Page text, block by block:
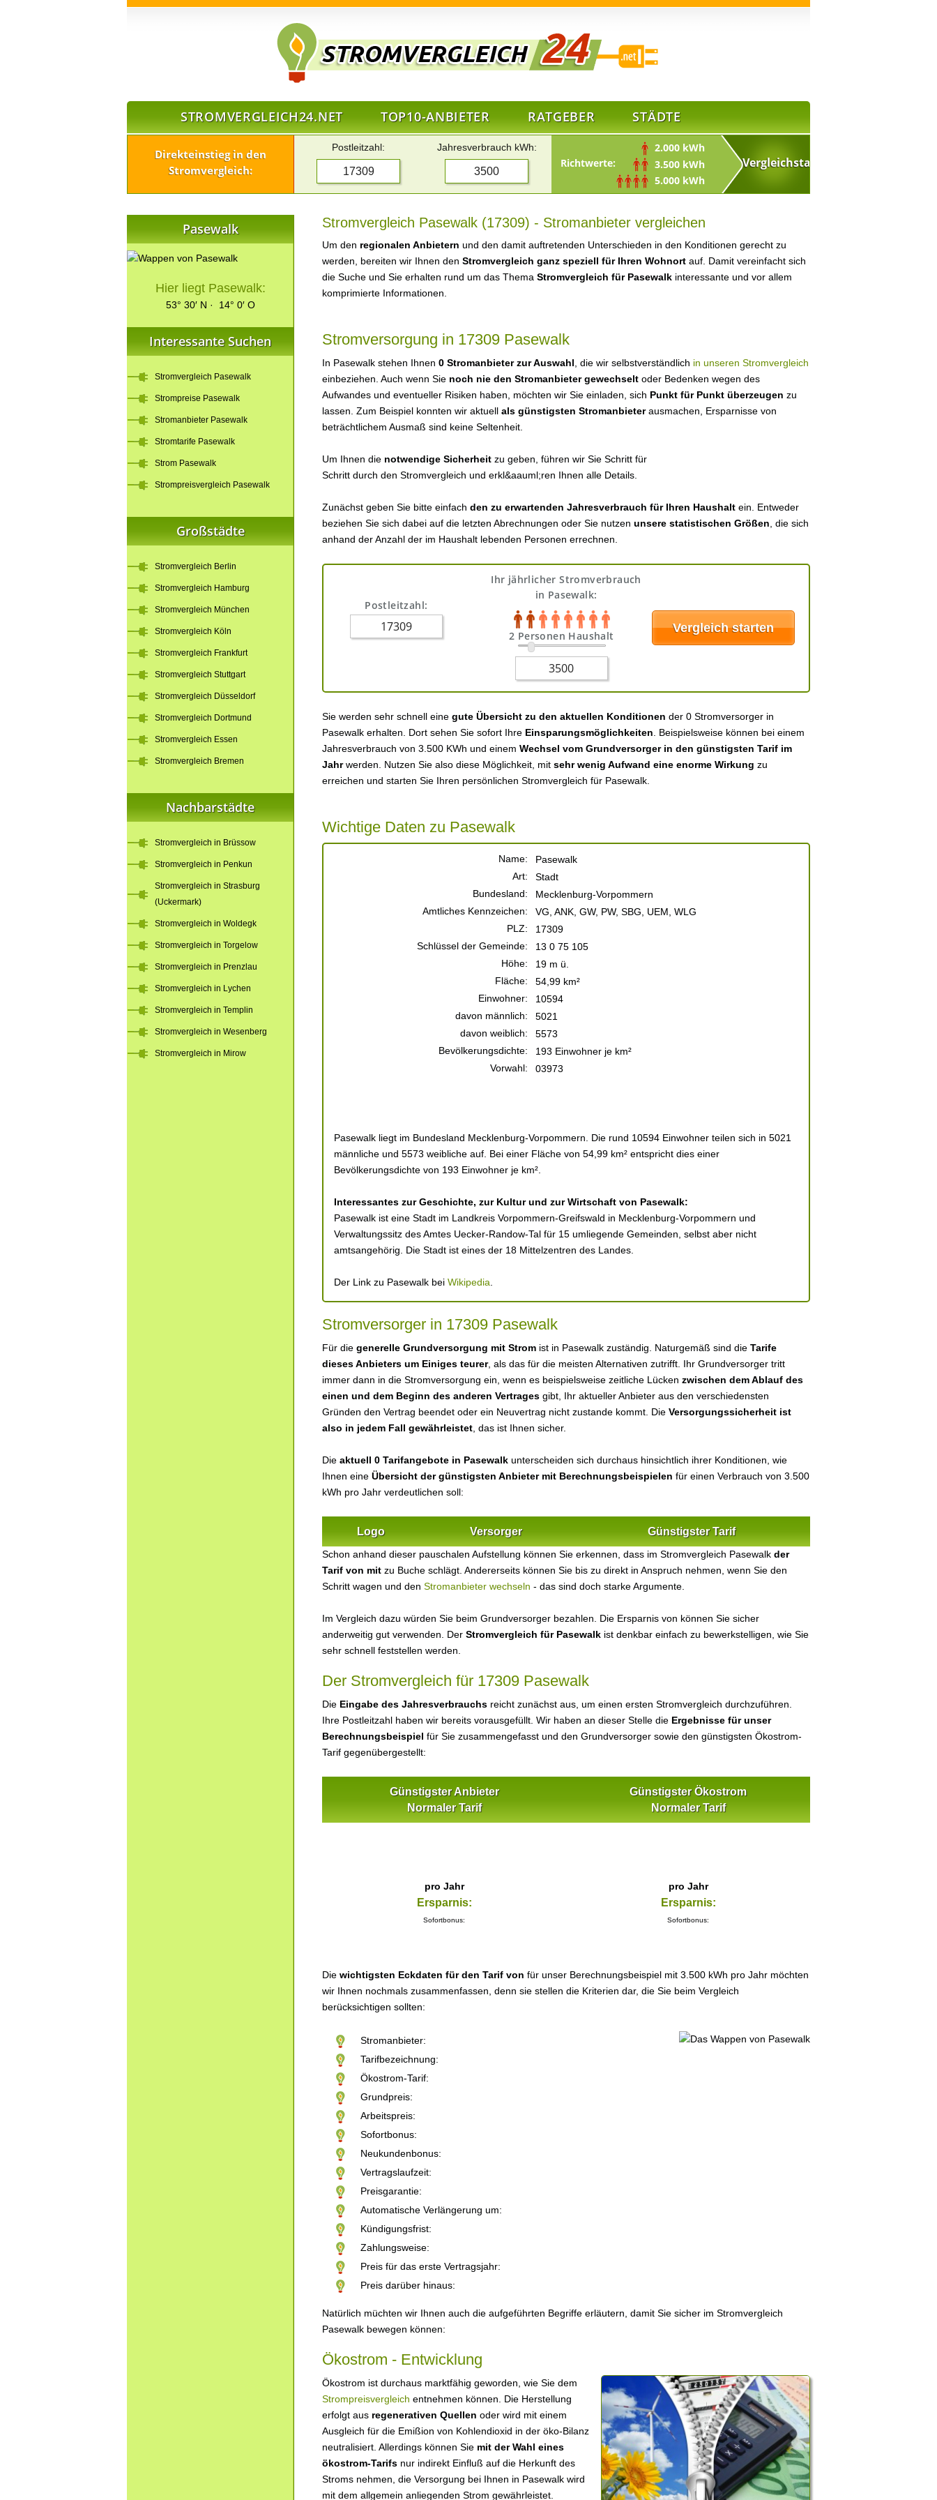
STROMVERGLEICH24.NET TOP10-ANBIETER RATGEBER STÄDTE
Direkteinstieg in den
Stromvergleich:
Postleitzahl: Jahresverbrauch kWh:
Richtwerte:
2.000 kWh
3.500 kWh
5.000 kWh
Stromvergleich Pasewalk (17309) - Stromanbieter vergleichen
Um den regionalen Anbietern und den damit auftretenden Unterschieden in den Konditionen gerecht zu
werden, bereiten wir Ihnen den Stromvergleich ganz speziell für Ihren Wohnort auf. Damit vereinfacht sich
die Suche und Sie erhalten rund um das Thema Stromvergleich für Pasewalk interessante und vor allem
komprimierte Informationen.
Stromversorgung in 17309 Pasewalk
In Pasewalk stehen Ihnen 0 Stromanbieter zur Auswahl , die wir selbstverständlich in unseren Stromvergleich
einbeziehen. Auch wenn Sie noch nie den Stromanbieter gewechselt oder Bedenken wegen des
Aufwandes und eventueller Risiken haben, möchten wir Sie einladen, sich Punkt für Punkt überzeugen zu
lassen. Zum Beispiel konnten wir aktuell als günstigsten Stromanbieterausmachen, Ersparnisse von
beträchtlichem Ausmaß sind keine Seltenheit.
Um Ihnen die notwendige Sicherheit zu geben, führen wir Sie Schritt für
Schritt durch den Stromvergleich und erkl&aauml;ren Ihnen alle Details.
Zunächst geben Sie bitte einfach den zu erwartenden Jahresverbrauch für Ihren Haushalt ein. Entweder
beziehen Sie sich dabei auf die letzten Abrechnungen oder Sie nutzen unsere statistischen Größen , die sich
anhand der Anzahl der im Haushalt lebenden Personen errechnen.
Postleitzahl:
Ihr jährlicher Stromverbrauch
in Pasewalk:
2 Personen Haushalt
Sie werden sehr schnell eine gute Übersicht zu den aktuellen Konditionen der 0 Stromversorger in
Pasewalk erhalten. Dort sehen Sie sofort Ihre Einsparungsmöglichkeiten . Beispielsweise können bei einem
Jahresverbrauch von 3.500 KWh und einem Wechsel vom Grundversorger in den günstigsten Tarif im
Jahrwerden. Nutzen Sie also diese Möglichkeit, mit sehr wenig Aufwand eine enorme Wirkung zu
erreichen und starten Sie Ihren persönlichen Stromvergleich für Pasewalk.
Wichtige Daten zu Pasewalk
Name:
Pasewalk
Art:
Stadt
Bundesland:
Mecklenburg-Vorpommern
Amtliches Kennzeichen:
VG, ANK, GW, PW, SBG, UEM, WLG
PLZ:
17309
Schlüssel der Gemeinde:
13 0 75 105
Höhe:
19 m ü.
Fläche:
54,99 km²
Einwohner:
10594
davon männlich:
5021
davon weiblich:
5573
Bevölkerungsdichte:
193 Einwohner je km²
Vorwahl:
03973
Pasewalk liegt im Bundesland Mecklenburg-Vorpommern. Die rund 10594 Einwohner teilen sich in 5021
männliche und 5573 weibliche auf. Bei einer Fläche von 54,99 km² entspricht dies einer
Bevölkerungsdichte von 193 Einwohner je km².
Interessantes zur Geschichte, zur Kultur und zur Wirtschaft von Pasewalk:
Pasewalk ist eine Stadt im Landkreis Vorpommern-Greifswald in Mecklenburg-Vorpommern und
Verwaltungssitz des Amtes Uecker-Randow-Tal für 15 umliegende Gemeinden, selbst aber nicht
amtsangehörig. Die Stadt ist eines der 18 Mittelzentren des Landes.
Der Link zu Pasewalk bei Wikipedia
Stromversorger in 17309 Pasewalk
Für die generelle Grundversorgung mit Strom ist in Pasewalk zuständig. Naturgemäß sind die Tarife
dieses Anbieters um Einiges teurer, als das für die meisten Alternativen zutrifft. Ihr Grundversorger tritt
immer dann in die Stromversorgung ein, wenn es beispielsweise zeitliche Lücken zwischen dem Ablauf des
einen und dem Beginn des anderen Vertrages gibt, Ihr aktueller Anbieter aus den verschiedensten
Gründen den Vertrag beendet oder ein Neuvertrag nicht zustande kommt. Die Versorgungssicherheit ist
also in jedem Fall gewährleistet , das ist Ihnen sicher.
Die aktuell 0 Tarifangebote in Pasewalk unterscheiden sich durchaus hinsichtlich ihrer Konditionen, wie
Ihnen eine Übersicht der günstigsten Anbieter mit Berechnungsbeispielen für einen Verbrauch von 3.500
kWh pro Jahr verdeutlichen soll:
Logo Versorger Günstigster Tarif
Schon anhand dieser pauschalen Aufstellung können Sie erkennen, dass im Stromvergleich Pasewalk der
Tarif von mit zu Buche schlägt. Andererseits können Sie bis zu direkt in Anspruch nehmen, wenn Sie den
Schritt wagen und den Stromanbieter wechseln - das sind doch starke Argumente.
Im Vergleich dazu würden Sie beim Grundversorger bezahlen. Die Ersparnis von können Sie sicher
anderweitig gut verwenden. Der Stromvergleich für Pasewalk ist denkbar einfach zu bewerkstelligen, wie Sie
sehr schnell feststellen werden.
Der Stromvergleich für 17309 Pasewalk
Die Eingabe des Jahresverbrauchs reicht zunächst aus, um einen ersten Stromvergleich durchzuführen.
Ihre Postleitzahl haben wir bereits vorausgefüllt. Wir haben an dieser Stelle die Ergebnisse für unser
Berechnungsbeispiel für Sie zusammengefasst und den Grundversorger sowie den günstigsten Ökostrom-
Tarif gegenübergestellt:
Günstigster Anbieter
Normaler Tarif
Günstigster Ökostrom
Normaler Tarif
pro Jahr
Ersparnis:
Sofortbonus:
pro Jahr
Ersparnis:
Sofortbonus:
Die wichtigsten Eckdaten für den Tarif von für unser Berechnungsbeispiel mit 3.500 kWh pro Jahr möchten
wir Ihnen nochmals zusammenfassen, denn sie stellen die Kriterien dar, die Sie beim Vergleich
berücksichtigen sollten:
Stromanbieter:
Tarifbezeichnung:
Ökostrom-Tarif:
Grundpreis:
Arbeitspreis:
Sofortbonus:
Neukundenbonus:
Vertragslaufzeit:
Preisgarantie:
Automatische Verlängerung um:
Kündigungsfrist:
Zahlungsweise:
Preis für das erste Vertragsjahr:
Preis darüber hinaus:
Natürlich müchten wir Ihnen auch die aufgeführten Begriffe erläutern, damit Sie sicher im Stromvergleich
Pasewalk bewegen können:
Ökostrom - Entwicklung
Ökostrom ist durchaus marktfähig geworden, wie Sie dem
Strompreisvergleich entnehmen können. Die Herstellung
erfolgt aus regenerativen Quellen oder wird mit einem
Ausgleich für die Emißion von Kohlendioxid in der öko-Bilanz
neutralisiert. Allerdings können Sie mit der Wahl eines
ökostrom-Tarifs nur indirekt Einfluß auf die Herkunft des
Stroms nehmen, die Versorgung bei Ihnen in Pasewalk wird
mit dem allgemein anliegenden Strom gewährleistet.
Pasewalk
Hier liegt Pasewalk:
53° 30′ N · 14° 0′ O
Interessante Suchen
Stromvergleich Pasewalk
Strompreise Pasewalk
Stromanbieter Pasewalk
Stromtarife Pasewalk
Strom Pasewalk
Strompreisvergleich Pasewalk
Großstädte
Stromvergleich Berlin
Stromvergleich Hamburg
Stromvergleich München
Stromvergleich Köln
Stromvergleich Frankfurt
Stromvergleich Stuttgart
Stromvergleich Düsseldorf
Stromvergleich Dortmund
Stromvergleich Essen
Stromvergleich Bremen
Nachbarstädte
Stromvergleich in Brüssow
Stromvergleich in Penkun
Stromvergleich in Strasburg
(Uckermark)
Stromvergleich in Woldegk
Stromvergleich in Torgelow
Stromvergleich in Prenzlau
Stromvergleich in Lychen
Stromvergleich in Templin
Stromvergleich in Wesenberg
Stromvergleich in Mirow